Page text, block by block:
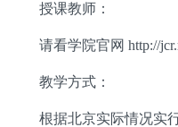
授课教师：
请看学院官网 http://
教学方式：
根据北京实际情况实